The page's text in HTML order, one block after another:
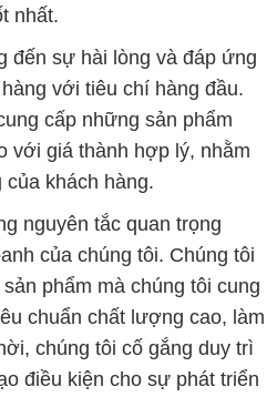
nhất.
đến sự hài lòng và đáp ứng
với tiêu chí hàng đầu.
cấp những sản phẩm
với giá thành hợp lý, nhằm
khách hàng.
nguyên tắc quan trọng
của chúng tôi. Chúng tôi
phẩm mà chúng tôi cung
chuẩn chất lượng cao, làm
chúng tôi cố gắng duy trì
điều kiện cho sự phát triển